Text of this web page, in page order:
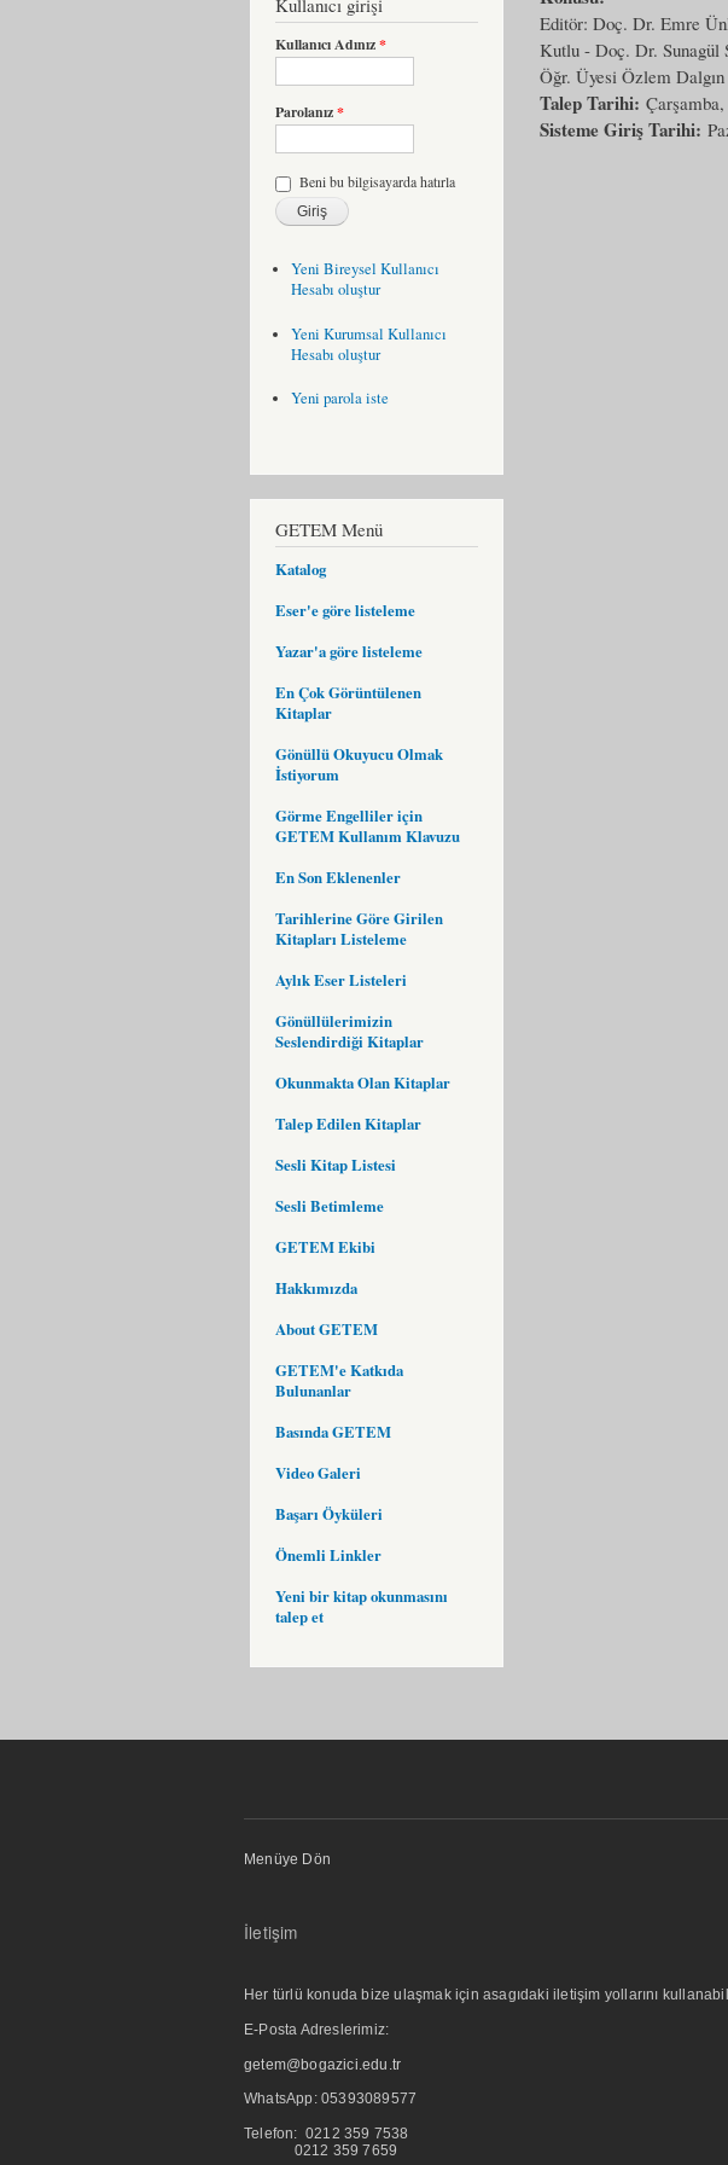
Kullanıcı Adınız*
Parolanız*
Beni bu bilgisayarda hatırla
Yeni Bireysel Kullanıcı
Hesabı oluştur
Yeni Kurumsal Kullanıcı
Hesabı oluştur
Yeni parola iste
GETEM Menü
Katalog
Eser'e göre listeleme
Yazar'a göre listeleme
En Çok Görüntülenen
Kitaplar
Gönüllü Okuyucu Olmak
İstiyorum
Görme Engelliler için
GETEM Kullanım Klavuzu
En Son Eklenenler
Tarihlerine Göre Girilen
Kitapları Listeleme
Aylık Eser Listeleri
Gönüllülerimizin
Seslendirdiği Kitaplar
Okunmakta Olan Kitaplar
Talep Edilen Kitaplar
Sesli Kitap Listesi
Sesli Betimleme
GETEM Ekibi
Hakkımızda
About GETEM
GETEM'e Katkıda
Bulunanlar
Basında GETEM
Video Galeri
Başarı Öyküleri
Önemli Linkler
Yeni bir kitap okunmasını
talep et
Editör: Doç. Dr. Emre
Kutlu - Doç. Dr. Sunagül
Öğr. Üyesi Özlem
Talep Tarihi:
Sisteme Giriş Tarihi:
Menüye Dön
İletişim
Her türlü konuda bize ulaşmak için asagıdaki iletişim yollarını
E-Posta Adreslerimiz:
getem@bogazici.edu.tr
WhatsApp: 05393089577
Telefon: 0212 359 7538
0212 359 7659